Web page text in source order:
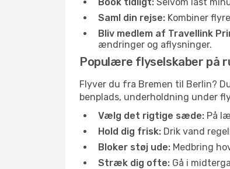
Saml din rejse: Kombiner
Bliv medlem af Travellink
ændringer og aflysninger.
Populære flyselskaber på
Flyver du fra Bremen til Berlin?
benplads, underholdning under
Vælg det rigtige sæde: På
Hold dig frisk: Drik vand
Bloker støj ude: Medbring
Stræk dig ofte: Gå i